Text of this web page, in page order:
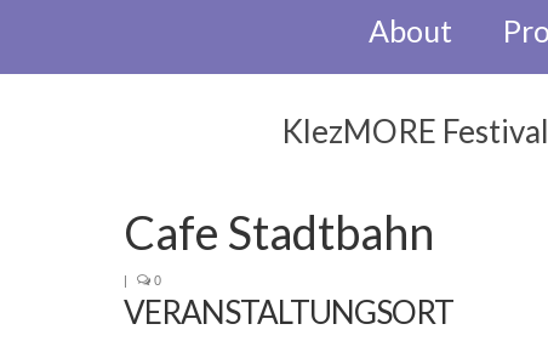
About
KlezMORE Festival
Cafe Stadtbahn
| 0
VERANSTALTUNGSORT